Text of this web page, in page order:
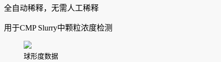
全自动稀释，无需人工稀释
用于CMP Slurry中颗粒浓度检测
球形度数据